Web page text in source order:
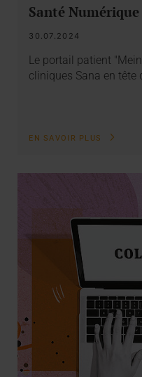
Santé
30.07.2024
Le portail patient
cliniques Sana en tête
EN SAVOIR PLUS